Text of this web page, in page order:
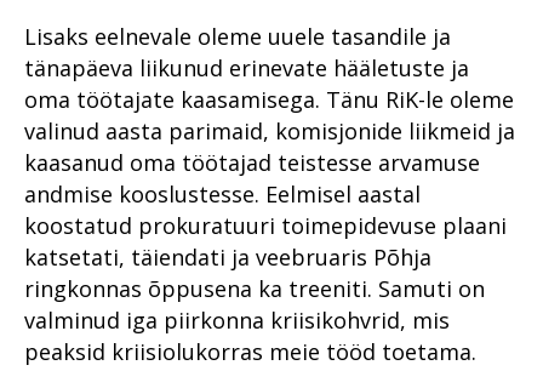
Im memoriam Alar Kirs
Tugevatoimelised uimastid
Vahistamine ja
konfiskeerimine
Viru ringkonnaprokuratuur
aastal 2022
Teekond prokuratuuris -
hakkajast praktikandist
ringkonnaprokuröriks.
Intervjuu Liisa Nuudiga
Tugevatoimelised uimastid
Vahistamine ja
konfiskeerimine
Viru ringkonnaprokuratuur
aastal 2021
Prokuratuuri infosüsteemi
Prokuratuuris töötamisest
Prokuratuur tunnustab
Mälestused Eurojusti tööst
2004–2019
Prokuratuuri aastaraamat 2019
Peaprokuröri pöördumine
Missioon, visioon ja
väärtused
Prokuratuuri aastaraamat 2018
Riigi peaprokuröri
pöördumine
Prokuratuuri aastaraamat 2017
Lisaks eelnevale oleme uuele tasandile ja
tänapäeva liikunud erinevate hääletuste ja
oma töötajate kaasamisega. Tänu RiK-le oleme
valinud aasta parimaid, komisjonide liikmeid ja
kaasanud oma töötajad teistesse arvamuse
andmise kooslustesse. Eelmisel aastal
koostatud prokuratuuri toimepidevuse plaani
katsetati, täiendati ja veebruaris Põhja
ringkonnas õppusena ka treeniti. Samuti on
valminud iga piirkonna kriisikohvrid, mis
peaksid kriisiolukorras meie tööd toetama.